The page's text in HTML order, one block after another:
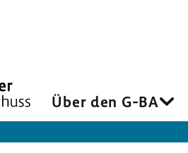
Über den G-BA